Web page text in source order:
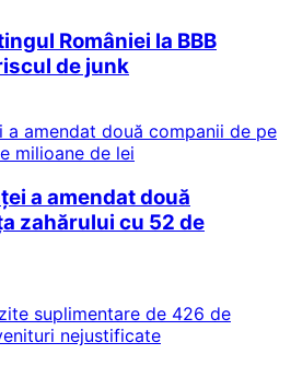
României la BBB
de junk
a amendat două
zahărului cu 52 de